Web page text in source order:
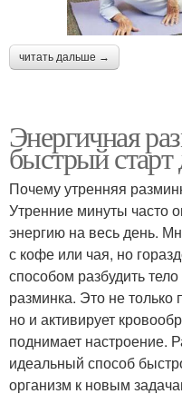
читать дальше →
Энергичная
быстрый
Почему утренняя
Утренние минуты часто
энергию на весь день.
с кофе или чая, но
способом разбудить
разминка. Это не
но и активирует
поднимает настроение.
идеальный способ
организм к новым